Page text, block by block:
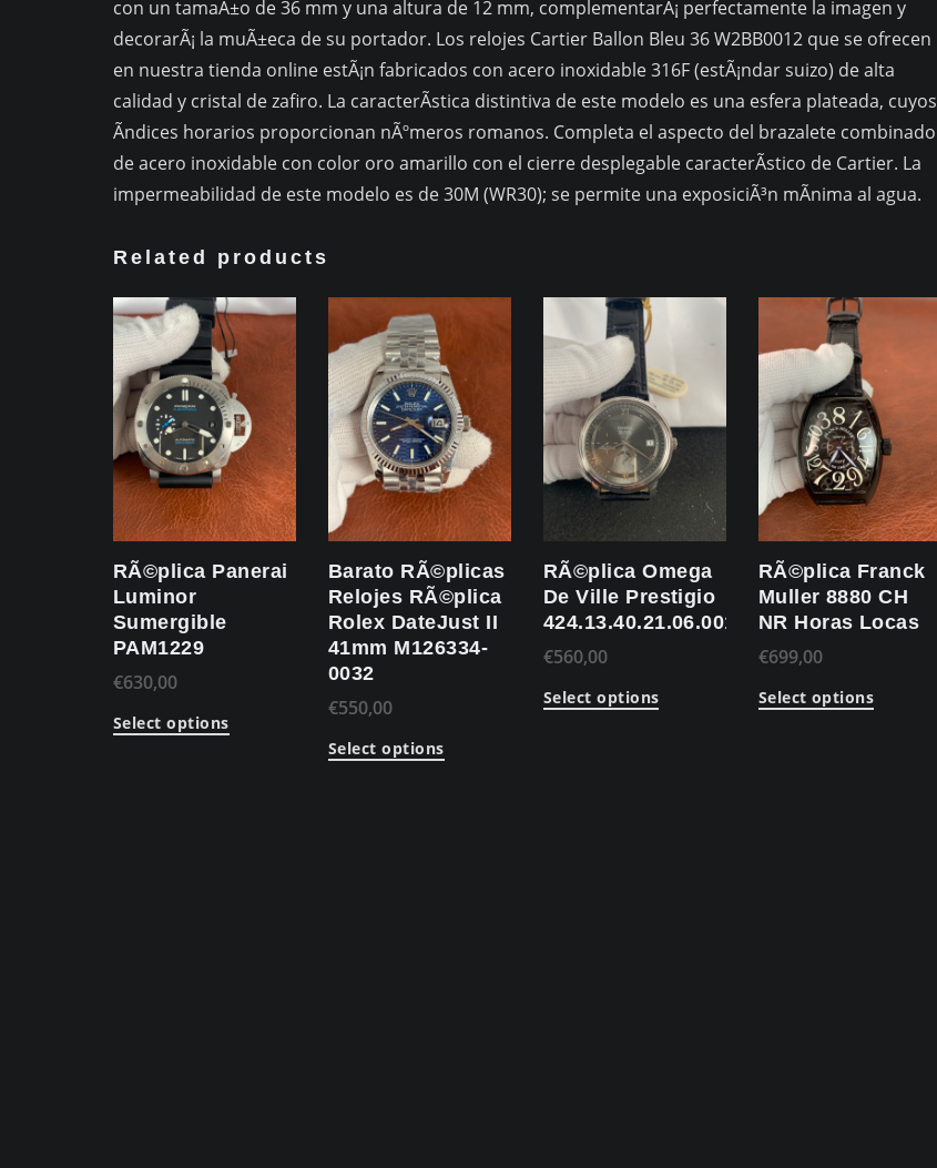
con un tamaÃ±o de 36 mm y una altura de 12 mm, complementarÃ¡ perfectamente la imagen y
decorarÃ¡ la muÃ±eca de su portador. Los relojes Cartier Ballon Bleu 36 W2BB0012 que se ofrecen
en nuestra tienda online estÃ¡n fabricados con acero inoxidable 316F (estÃ¡ndar suizo) de alta
calidad y cristal de zafiro. La caracterÃ­stica distintiva de este modelo es una esfera plateada, cuyos
Ã­ndices horarios proporcionan nÃºmeros romanos. Completa el aspecto del brazalete combinado
de acero inoxidable con color oro amarillo con el cierre desplegable caracterÃ­stico de Cartier. La
impermeabilidad de este modelo es de 30M (WR30); se permite una exposiciÃ³n mÃ­nima al agua.
Related products
RÃ©plica Panerai
Luminor
Sumergible
PAM1229
€630,00
Select options
Barato RÃ©plicas
Relojes RÃ©plica
Rolex DateJust II
41mm M126334-
0032
€550,00
Select options
RÃ©plica Omega
De Ville Prestigio
424.13.40.21.06.001
€560,00
Select options
RÃ©plica Franck
Muller 8880 CH
NR Horas Locas
€699,00
Select options